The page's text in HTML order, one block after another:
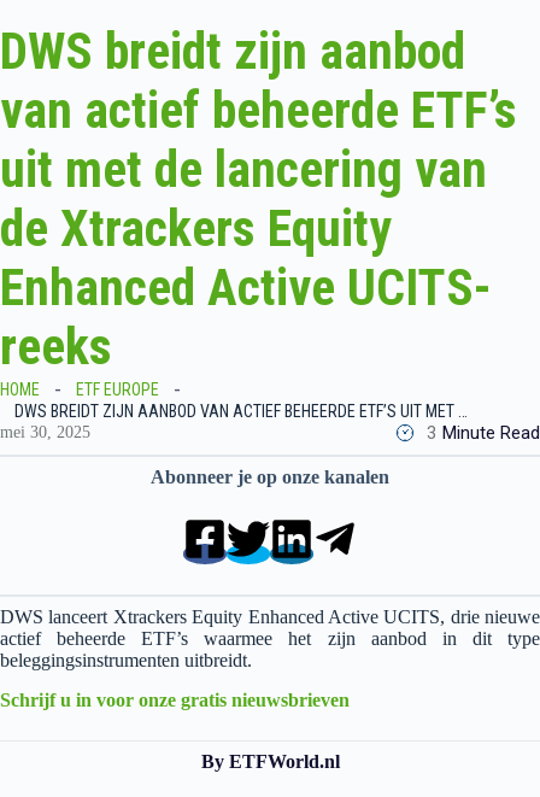
DWS breidt zijn aanbod
van actief beheerde ETF’s
uit met de lancering van
de Xtrackers Equity
Enhanced Active UCITS-
reeks
HOME
ETF EUROPE
DWS BREIDT ZIJN AANBOD VAN ACTIEF BEHEERDE ETF’S UIT MET DE LANCERING VAN DE XTRACKERS EQUITY ENHANCED ACTIVE UCITS-REEKS
mei 30, 2025 3 Minute Read
Abonneer je op onze kanalen
DWS lanceert Xtrackers Equity Enhanced Active UCITS, drie nieuwe
actief beheerde ETF’s waarmee het zijn aanbod in dit type
beleggingsinstrumenten uitbreidt.
Schrijf u in voor onze gratis nieuwsbrieven
By ETFWorld.nl